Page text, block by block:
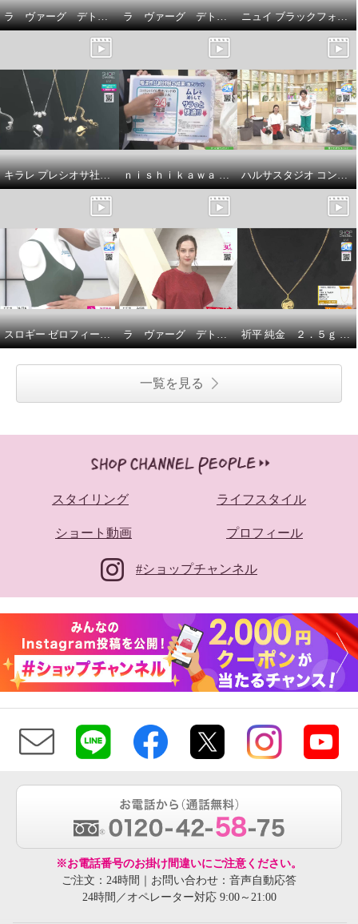
ラ ヴァーグ デトワール 袖口ターンバック ソフトコットン混天竺 メッセージプリント リラックスＴシャツ ラ ヴァーグ デトワール はくだけで今どき風 楽なウエストゴムで センターラインありの ２タックバレルパンツ ニュイ ブラックフォーマル 洗濯機で洗える！ シフォンブラウス
キラレ プレシオサ社製 クリスタルガラス トリプルロンデル ミラープレスペンダント＆ 片側用ツイストイヤーカフ キラキラ欲張りセット ｎｉｓｈｉｋａｗａ オールコットン 抗菌 リバーシブル やわらか水洗い敷きパッド ＜シングル＞ ハルサスタジオ コンパクトに収納できる 折りたためる ランドリーバスケット ２個セット
スロギー ゼロフィール エブリデイ ハーフトップブラ ３枚セット ラ ヴァーグ デトワール さりげなく決まる デイリーにもお出かけにも カットジャガード 上品プルオーバー 祈平 純金 ２．５ｇ ＰＡＭＰ社製 バラの妖精 リバーシブルコイン ペンダントトップ
一覧を見る
スタイリング ライフスタイル
ショート動画 プロフィール
#ショップチャンネル
※お電話番号のお掛け間違いにご注意ください。
ご注文：24時間｜お問い合わせ：音声自動応答
24時間／オペレーター対応 9:00～21:00